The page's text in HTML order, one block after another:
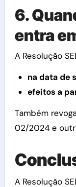
6.
entra
A Resolução
na data de
efeitos a
Também
02/2024 e
A Resolução